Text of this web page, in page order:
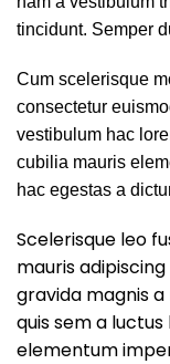
tincidunt. Semper
Cum scelerisque
consectetur
vestibulum hac
cubilia mauris
hac egestas a
Scelerisque leo
mauris
gravida magnis
quis sem a
elementum